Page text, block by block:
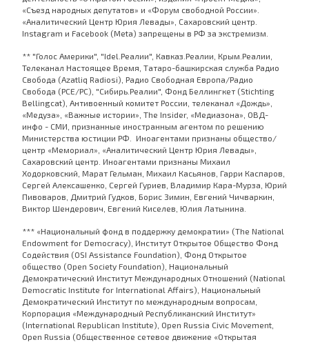
«Съезд народных депутатов» и «Форум свободной России».
«Аналитический Центр Юрия Левады», Сахаровский центр.
Instagram и Facebook (Metа) запрещены в РФ за экстремизм.
** "Голос Америки", "Idel.Реалии", Кавказ.Реалии, Крым.Реалии,
Телеканал Настоящее Время, Татаро-башкирская служба Радио
Свобода (Azatliq Radiosi), Радио Свободная Европа/Радио
Свобода (PCE/PC), "Сибирь.Реалии", Фонд Беллингкет (Stichting
Bellingcat), Антивоенный комитет России, телеканал «Дождь»,
«Медуза», «Важные истории», The Insider, «Медиазона», ОВД-
инфо - СМИ, признанные иностранным агентом по решению
Министерства юстиции РФ. Иноагентами признаны общество/
центр «Мемориал», «Аналитический Центр Юрия Левады»,
Сахаровский центр. Иноагентами признаны Михаил
Ходорковский, Марат Гельман, Михаил Касьянов, Гарри Каспаров,
Сергей Алексашенко, Сергей Гуриев, Владимир Кара-Мурза, Юрий
Пивоваров, Дмитрий Гудков, Борис Зимин, Евгений Чичваркин,
Виктор Шендерович, Евгений Киселев, Юлия Латынина.
*** «Национальный фонд в поддержку демократии» (The National
Endowment for Democracy), Институт Открытое Общество Фонд
Содействия (OSI Assistance Foundation), Фонд Открытое
общество (Open Society Foundation), Национальный
Демократический Институт Международных Отношений (National
Democratic Institute for International Affairs), Национальный
Демократический Институт по международным вопросам,
Корпорация «Международный Республиканский Институт»
(International Republican Institute), Open Russia Civic Movement,
Open Russia (Общественное сетевое движение «Открытая